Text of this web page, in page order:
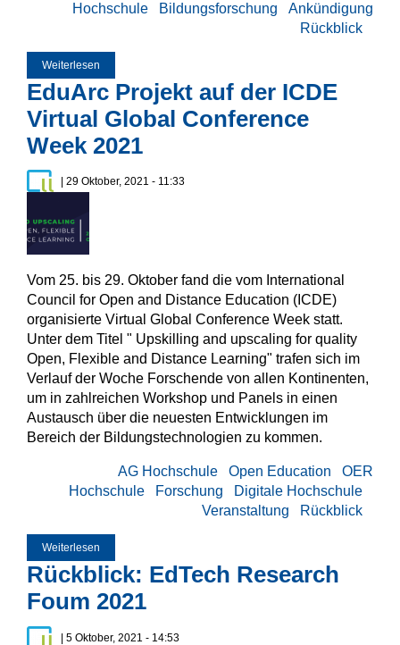
Ankündigung
Bildungsforschung
Hochschule
Rückblick
Weiterlesen
EduArc Projekt auf der ICDE
Virtual Global Conference
Week 2021
| 29 Oktober, 2021 - 11:33
Vom 25. bis 29. Oktober fand die vom International
Council for Open and Distance Education (ICDE)
organisierte Virtual Global Conference Week statt.
Unter dem Titel " Upskilling and upscaling for quality
Open, Flexible and Distance Learning" trafen sich im
Verlauf der Woche Forschende von allen Kontinenten,
um in zahlreichen Workshop und Panels in einen
Austausch über die neuesten Entwicklungen im
Bereich der Bildungstechnologien zu kommen.
OER
Open Education
AG Hochschule
Digitale Hochschule
Forschung
Hochschule
Rückblick
Veranstaltung
Weiterlesen
Week 2021
Rückblick: EdTech Research
Foum 2021
| 5 Oktober, 2021 - 14:53